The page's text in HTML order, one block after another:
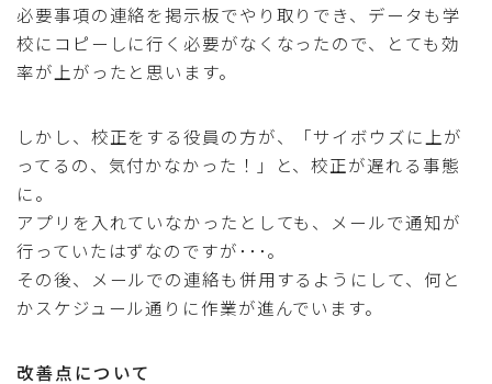
必要事項の連絡を掲示板でやり取りでき、データも学
校にコピーしに行く必要がなくなったので、とても効
率が上がったと思います。
しかし、校正をする役員の方が、「サイボウズに上が
ってるの、気付かなかった！」と、校正が遅れる事態
に。
アプリを入れていなかったとしても、メールで通知が
行っていたはずなのですが･･･。
その後、メールでの連絡も併用するようにして、何と
かスケジュール通りに作業が進んでいます。
改善点について